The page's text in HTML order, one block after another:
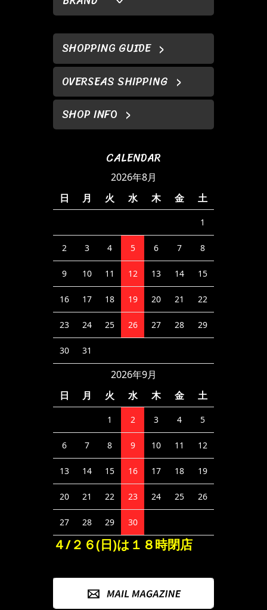
SHOPPING GUIDE
OVERSEAS SHIPPING
SHOP INFO
CALENDAR
2026年8月
日
月 火 水 木 金 土
1
2 3 4 5 6 7 8
9 10 11 12 13 14 15
16 17 18 19 20 21 22
23 24 25 26 27 28 29
30 31
2026年9月
日
月 火 水 木 金 土
1 2 3 4 5
6 7 8 9 10 11 12
13 14 15 16 17 18 19
20 21 22 23 24 25 26
27 28 29 30
４/２６(日)は１８時閉店